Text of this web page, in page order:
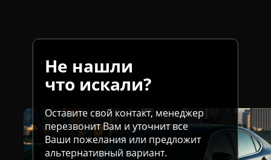
Оставите свой контакт, менеджер
перезвонит Вам и уточнит все
Ваши пожелания или предложит
альтернативный вариант.
Не нашли
что искали?